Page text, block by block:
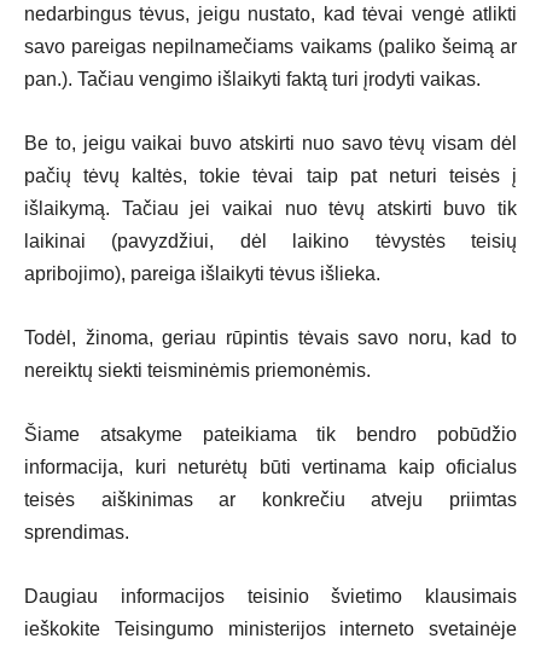
nedarbingus tėvus, jeigu nustato, kad tėvai vengė atlikti
savo pareigas nepilnamečiams vaikams (paliko šeimą ar
pan.). Tačiau vengimo išlaikyti faktą turi įrodyti vaikas.
Be to, jeigu vaikai buvo atskirti nuo savo tėvų visam dėl
pačių tėvų kaltės, tokie tėvai taip pat neturi teisės į
išlaikymą. Tačiau jei vaikai nuo tėvų atskirti buvo tik
laikinai (pavyzdžiui, dėl laikino tėvystės teisių
apribojimo), pareiga išlaikyti tėvus išlieka.
Todėl, žinoma, geriau rūpintis tėvais savo noru, kad to
nereiktų siekti teisminėmis priemonėmis.
Šiame atsakyme pateikiama tik bendro pobūdžio
informacija, kuri neturėtų būti vertinama kaip oficialus
teisės aiškinimas ar konkrečiu atveju priimtas
sprendimas.
Daugiau informacijos teisinio švietimo klausimais
ieškokite Teisingumo ministerijos interneto svetainėje